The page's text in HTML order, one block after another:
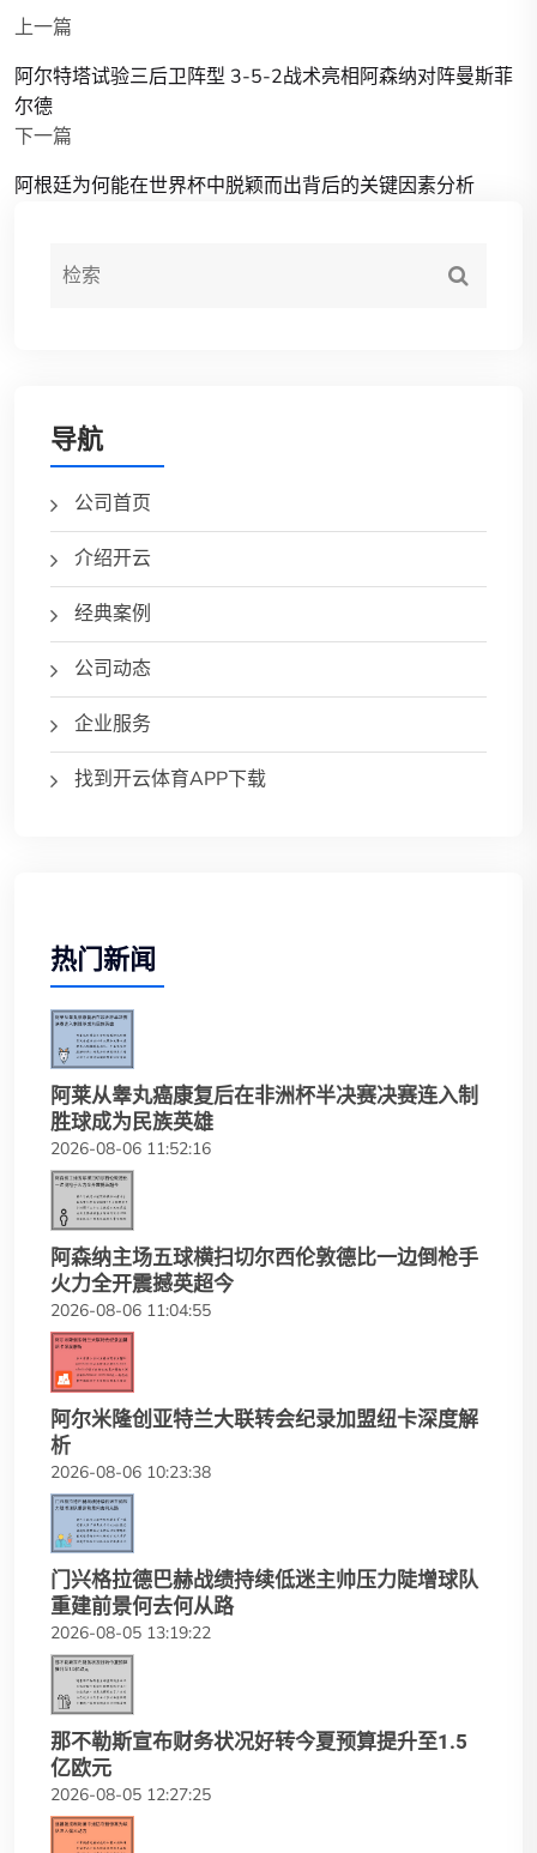
上一篇
阿尔特塔试验三后卫阵型 3-5-2战术亮相阿森纳对阵曼斯菲
尔德
下一篇
阿根廷为何能在世界杯中脱颖而出背后的关键因素分析
导航
公司首页
介绍开云
经典案例
公司动态
企业服务
找到开云体育APP下载
热门新闻
阿莱从睾丸癌康复后在非洲杯半决赛决赛连入制
胜球成为民族英雄
2026-08-06 11:52:16
阿森纳主场五球横扫切尔西伦敦德比一边倒枪手
火力全开震撼英超今
2026-08-06 11:04:55
阿尔米隆创亚特兰大联转会纪录加盟纽卡深度解
析
2026-08-06 10:23:38
门兴格拉德巴赫战绩持续低迷主帅压力陡增球队
重建前景何去何从路
2026-08-05 13:19:22
那不勒斯宣布财务状况好转今夏预算提升至1.5
亿欧元
2026-08-05 12:27:25